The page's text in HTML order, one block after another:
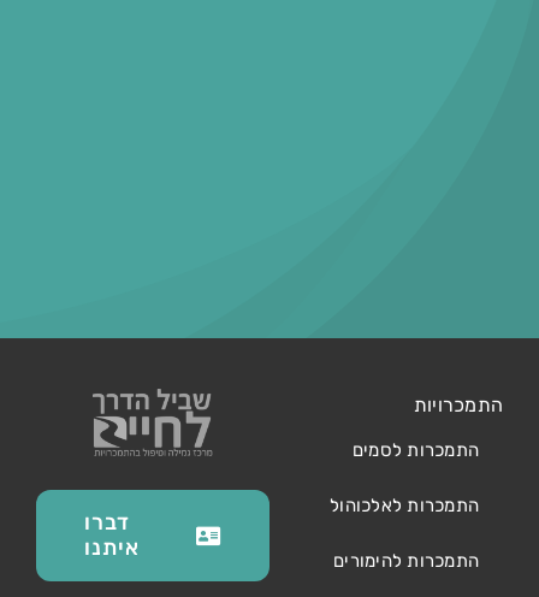
התמכרויות
התמכרות לסמים
התמכרות לאלכוהול
התמכרות להימורים
דברו
איתנו